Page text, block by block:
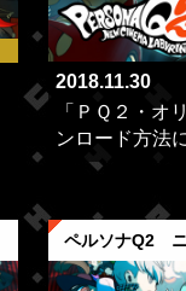
2018.11.30
「ＰＱ２・オ
ンロード方法
ペルソナQ2